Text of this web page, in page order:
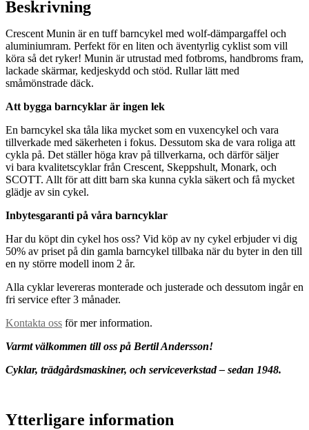
Beskrivning
Crescent Munin är en tuff barncykel med wolf-dämpargaffel och
aluminiumram. Perfekt för en liten och äventyrlig cyklist som vill
köra så det ryker! Munin är utrustad med fotbroms, handbroms fram,
lackade skärmar, kedjeskydd och stöd. Rullar lätt med
småmönstrade däck.
Att bygga barncyklar är ingen lek
En barncykel ska tåla lika mycket som en vuxencykel och vara
tillverkade med säkerheten i fokus. Dessutom ska de vara roliga att
cykla på. Det ställer höga krav på tillverkarna, och därför säljer
vi bara kvalitetscyklar från Crescent, Skeppshult, Monark, och
SCOTT. Allt för att ditt barn ska kunna cykla säkert och få mycket
glädje av sin cykel.
Inbytesgaranti på våra barncyklar
Har du köpt din cykel hos oss? Vid köp av ny cykel erbjuder vi dig
50% av priset på din gamla barncykel tillbaka när du byter in den till
en ny större modell inom 2 år.
Alla cyklar levereras monterade och justerade och dessutom ingår en
fri service efter 3 månader.
Kontakta oss för mer information.
Varmt välkommen till oss på Bertil Andersson!
Cyklar, trädgårdsmaskiner, och serviceverkstad – sedan 1948.
Ytterligare information